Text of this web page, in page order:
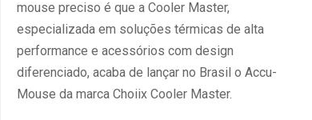
mouse preciso é que a Cooler Master,
especializada em soluções térmicas de alta
performance e acessórios com design
diferenciado, acaba de lançar no Brasil o Accu-
Mouse da marca Choiix Cooler Master.